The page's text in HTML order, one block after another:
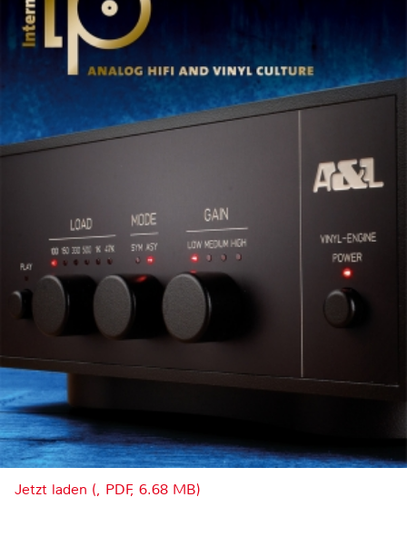
Jetzt laden (, PDF, 6.68 MB)